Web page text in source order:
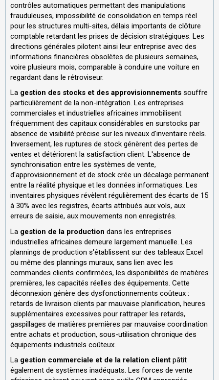
contrôles automatiques permettant des manipulations
frauduleuses, impossibilité de consolidation en temps réel
pour les structures multi-sites, délais importants de clôture
comptable retardant les prises de décision stratégiques. Les
directions générales pilotent ainsi leur entreprise avec des
informations financières obsolètes de plusieurs semaines,
voire plusieurs mois, comparable à conduire une voiture en
regardant dans le rétroviseur.
La gestion des stocks et des approvisionnements souffre
particulièrement de la non-intégration. Les entreprises
commerciales et industrielles africaines immobilisent
fréquemment des capitaux considérables en surstocks par
absence de visibilité précise sur les niveaux d'inventaire réels.
Inversement, les ruptures de stock génèrent des pertes de
ventes et détériorent la satisfaction client. L'absence de
synchronisation entre les systèmes de vente,
d'approvisionnement et de stock crée un décalage permanent
entre la réalité physique et les données informatiques. Les
inventaires physiques révèlent régulièrement des écarts de 15
à 30% avec les registres, écarts attribués aux vols, aux
erreurs de saisie, aux mouvements non enregistrés.
La gestion de la production dans les entreprises
industrielles africaines demeure largement manuelle. Les
plannings de production s'établissent sur des tableaux Excel
ou même des plannings muraux, sans lien avec les
commandes clients confirmées, les disponibilités de matières
premières, les capacités réelles des équipements. Cette
déconnexion génère des dysfonctionnements coûteux :
retards de livraison clients par mauvaise planification, heures
supplémentaires excessives pour rattraper les retards,
gaspillages de matières premières par mauvaise coordination
entre achats et production, sous-utilisation chronique des
équipements industriels coûteux.
La gestion commerciale et de la relation client pâtit
également de systèmes inadéquats. Les forces de vente